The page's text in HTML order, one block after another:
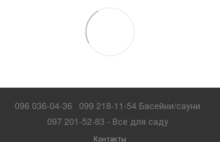
096 036-04-36
099 218-11-54 Басейни/сауни
097 201-52-83 - Все для саду
Контакты